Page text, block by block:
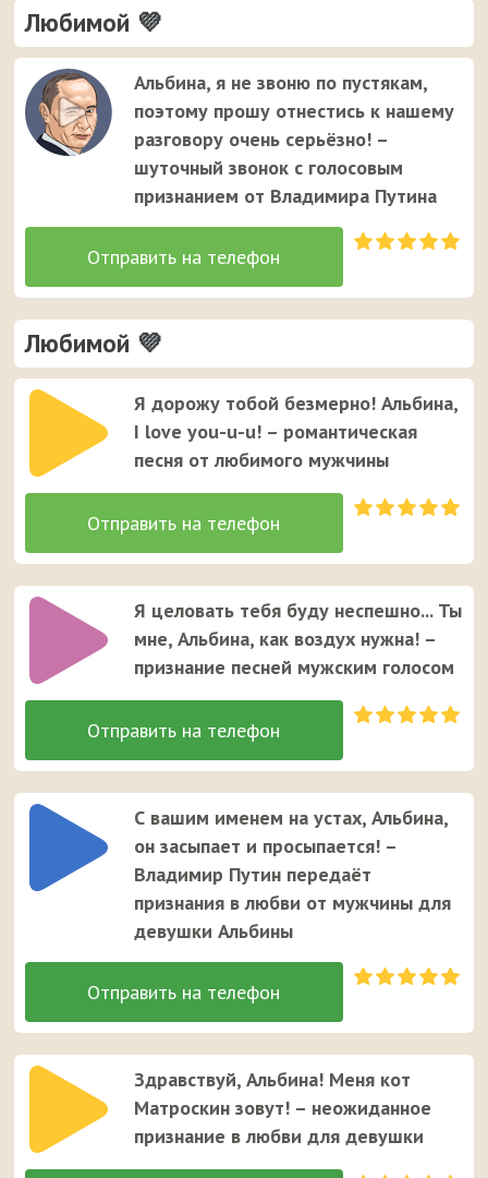
Любимой 💜
Альбина, я не звоню по пустякам,
поэтому прошу отнестись к нашему
разговору очень серьёзно! –
шуточный звонок с голосовым
признанием от Владимира Путина
Любимой 💜
Я дорожу тобой безмерно! Альбина,
I love you-u-u! – романтическая
песня от любимого мужчины
Я целовать тебя буду неспешно... Ты
мне, Альбина, как воздух нужна! –
признание песней мужским голосом
С вашим именем на устах, Альбина,
он засыпает и просыпается! –
Владимир Путин передаёт
признания в любви от мужчины для
девушки Альбины
Здравствуй, Альбина! Меня кот
Матроскин зовут! – неожиданное
признание в любви для девушки